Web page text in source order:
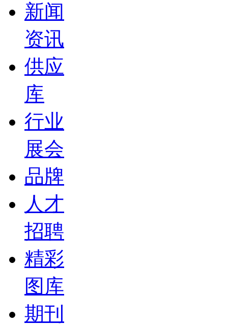
新闻
资讯
供应
库
行业
展会
品牌
人才
招聘
精彩
图库
期刊